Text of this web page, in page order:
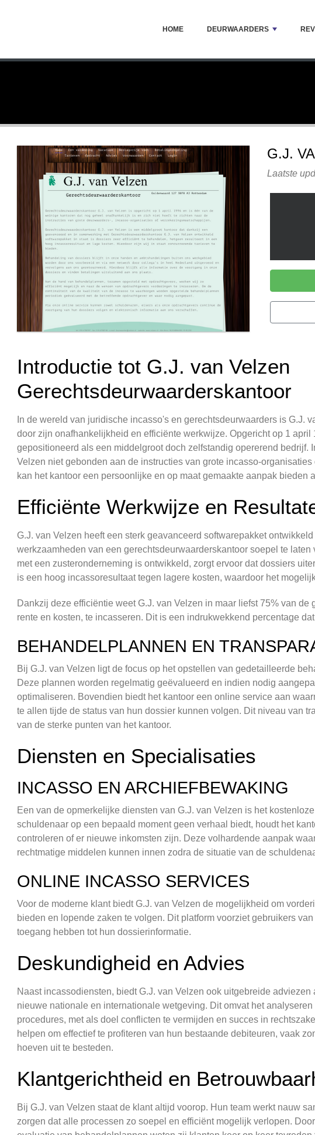
HOME DEURWAARDERS
G.J.
Laatste
Introductie tot G.J. van Velzen
Gerechtsdeurwaarderskantoor
In de wereld van juridische incasso's en gerechtsdeurwaarders is G.J.
door zijn onafhankelijkheid en efficiënte werkwijze. Opgericht op 1 april
gepositioneerd als een middelgroot doch zelfstandig opererend bedrijf.
Velzen niet gebonden aan de instructies van grote incasso-
kan het kantoor een persoonlijke en op maat gemaakte aanpak bieden
Efficiënte Werkwijze en
G.J. van Velzen heeft een sterk geavanceerd softwarepakket
werkzaamheden van een gerechtsdeurwaarderskantoor soepel te
met een zusteronderneming is ontwikkeld, zorgt ervoor dat dossiers
is een hoog incassoresultaat tegen lagere kosten, waardoor het
Dankzij deze efficiëntie weet G.J. van Velzen in maar liefst 75% van
rente en kosten, te incasseren. Dit is een indrukwekkend percentage
BEHANDELPLANNEN EN
Bij G.J. van Velzen ligt de focus op het opstellen van gedetailleerde
Deze plannen worden regelmatig geëvalueerd en indien nodig
optimaliseren. Bovendien biedt het kantoor een online service aan
te allen tijde de status van hun dossier kunnen volgen. Dit niveau van
van de sterke punten van het kantoor.
Diensten en Specialisaties
INCASSO EN ARCHIEFBEWAKING
Een van de opmerkelijke diensten van G.J. van Velzen is het
schuldenaar op een bepaald moment geen verhaal biedt, houdt het
controleren of er nieuwe inkomsten zijn. Deze volhardende aanpak
rechtmatige middelen kunnen innen zodra de situatie van de
ONLINE INCASSO SERVICES
Voor de moderne klant biedt G.J. van Velzen de mogelijkheid om
bieden en lopende zaken te volgen. Dit platform voorziet gebruikers
toegang hebben tot hun dossierinformatie.
Deskundigheid en Advies
Naast incassodiensten, biedt G.J. van Velzen ook uitgebreide
nieuwe nationale en internationale wetgeving. Dit omvat het
procedures, met als doel conflicten te vermijden en succes in
helpen om effectief te profiteren van hun bestaande debiteuren, vaak
hoeven uit te besteden.
Klantgerichtheid en
Bij G.J. van Velzen staat de klant altijd voorop. Hun team werkt nauw
zorgen dat alle processen zo soepel en efficiënt mogelijk verlopen.